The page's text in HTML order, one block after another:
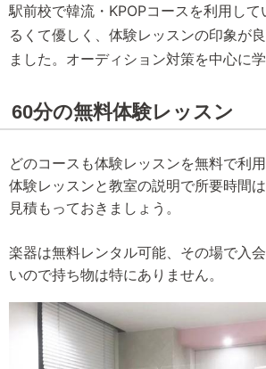
駅前校で韓流・KPOPコースを利用し
るくて優しく、体験レッスンの印象が
ました。オーディション対策を中心に学
60分の無料体験レッスン
どのコースも体験レッスンを無料で利
体験レッスンと教室の説明で所要時間
見積もっておきましょう。
楽器は無料レンタル可能、その場で入
いので持ち物は特にありません。